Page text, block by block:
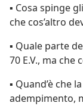
▪ Cosa spinge
che cos’altro
▪ Quale parte
70 E.V., ma che
▪ Quand’è che
adempimento,